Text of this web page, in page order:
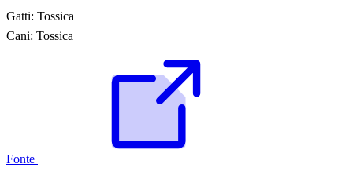
Gatti: Tossica
Cani: Tossica
Fonte